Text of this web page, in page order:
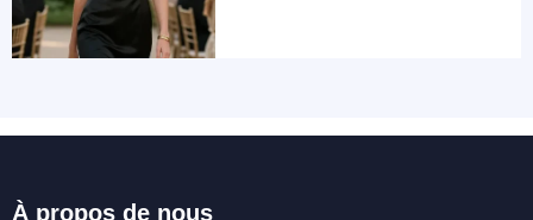
À propos de nous